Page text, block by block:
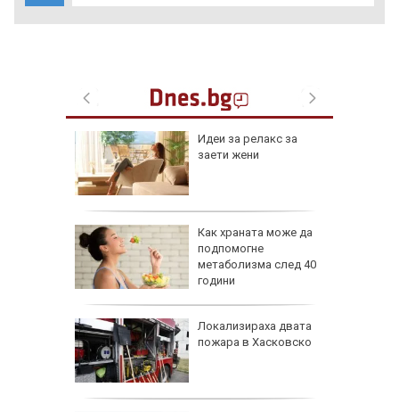
Идеи за релакс за
заети жени
Как храната може да
подпомогне
метаболизма след 40
години
Локализираха двата
пожара в Хасковско